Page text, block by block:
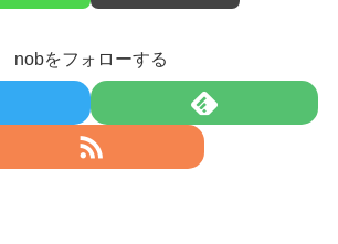
nobをフォローする